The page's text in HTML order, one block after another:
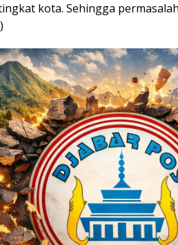
kota. Sehingga